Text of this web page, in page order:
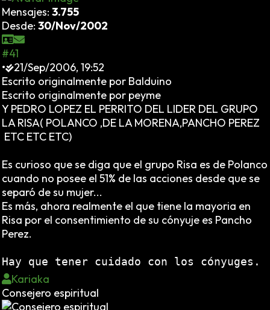
Mensajes: 3.755
Desde: 30/Nov/2002
#41
•
21/Sep/2006, 19:52
Escrito originalmente por Balduino
Escrito originalmente por peyme
Y PEDRO LOPEZ EL PERRITO DEL LIDER DEL GRUPO
LA RISA( POLANCO ,DE LA MORENA,PANCHO PEREZ
ETC ETC ETC)
Es curioso que se diga que el grupo Risa es de Polanco
cuando no posee el 51% de las acciones desde que se
separó de su mujer...
Es más, ahora realmente el que tiene la mayoria en
Risa por el consentimiento de su cónyuje es Pancho
Perez.
Hay que tener cuidado con los cónyuges.
Kariaka
Consejero espiritual